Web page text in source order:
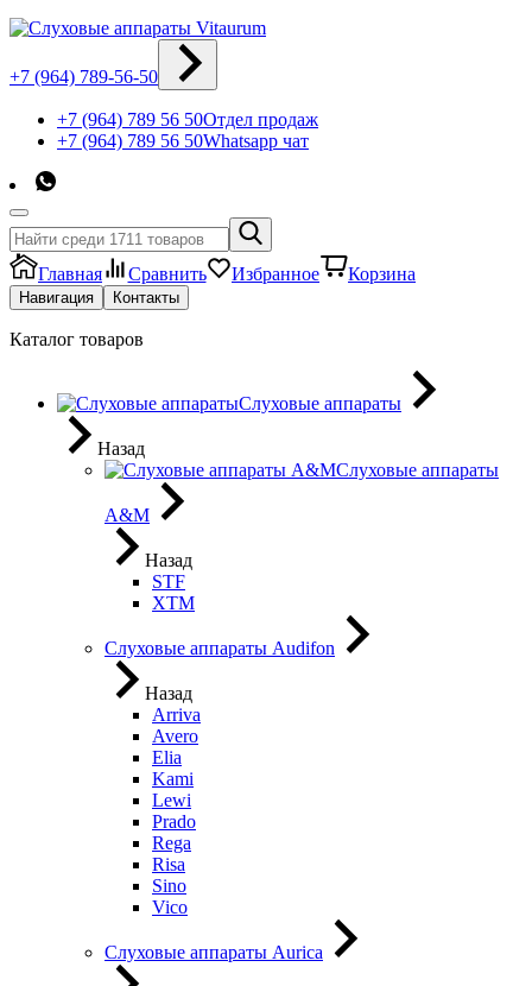
+7 (964) 789-56-50
+7 (964) 789 56 50Отдел продаж
+7 (964) 789 56 50Whatsapp чат
Главная Сравнить Избранное Корзина
Навигация Контакты
Каталог товаров
Слуховые аппараты
Назад
Слуховые аппараты
A&M
Назад
STF
XTM
Слуховые аппараты Audifon
Назад
Arriva
Avero
Elia
Kami
Lewi
Prado
Rega
Risa
Sino
Vico
Слуховые аппараты Aurica